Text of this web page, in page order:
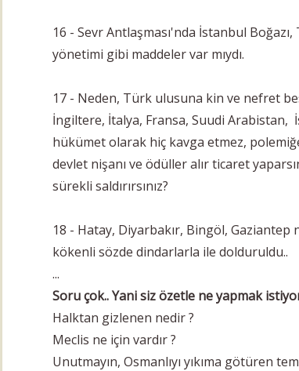
16 - Sevr Antlaşması'nda İstanbul
yönetimi gibi maddeler var mıydı.
17 - Neden, Türk ulusuna kin ve nefret
İngiltere, İtalya, Fransa, Suudi Arabistan,
hükümet olarak hiç kavga etmez,
devlet nişanı ve ödüller alır ticaret
sürekli saldırırsınız?
18 - Hatay, Diyarbakır, Bingöl,
kökenli sözde dindarlarla ile dolduruldu..
...
Soru çok.. Yani siz özetle ne yapmak
Halktan gizlenen nedir ?
Meclis ne için vardır ?
Unutmayın, Osmanlıyı yıkıma götüren